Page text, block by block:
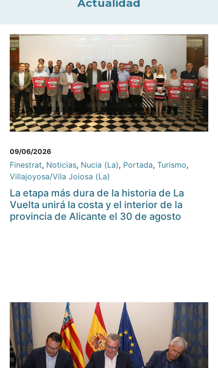
Actualidad
09/06/2026
Finestrat, Noticias, Nucia (La), Portada, Turismo,
Villajoyosa/Vila Joiosa (La)
La etapa más dura de la historia de La
Vuelta unirá la costa y el interior de la
provincia de Alicante el 30 de agosto